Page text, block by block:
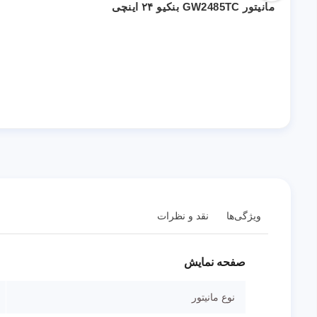
مانیتور GW2485TC بنکیو ۲۴ اینچی
ویژگی‌ها نقد و نظرات
صفحه نمایش
نوع مانیتور